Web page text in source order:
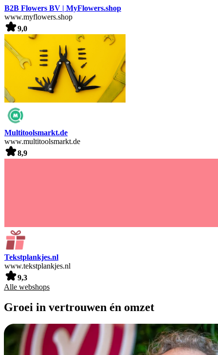
B2B Flowers BV | MyFlowers.shop
www.myflowers.shop
9,0
Multitoolsmarkt.de
www.multitoolsmarkt.de
8,9
Tekstplankjes.nl
www.tekstplankjes.nl
9,3
Alle webshops
Groei in vertrouwen én omzet